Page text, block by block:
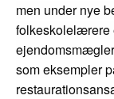
men under nye
folkeskolelærere
som eksempler